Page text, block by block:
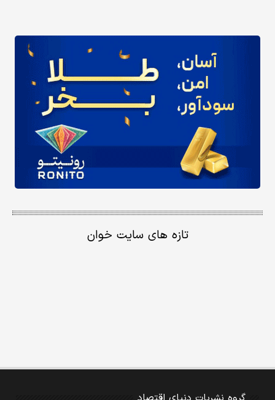
تازه های سایت خوان